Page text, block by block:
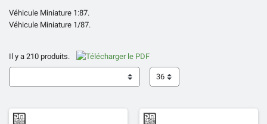
Véhicule Miniature 1:87.
Véhicule Miniature 1/87.
Il y a 210 produits.
36